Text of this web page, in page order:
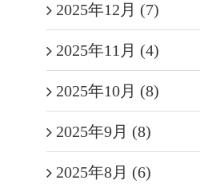
2025年12月 (7)
2025年11月 (4)
2025年10月 (8)
2025年9月 (8)
2025年8月 (6)